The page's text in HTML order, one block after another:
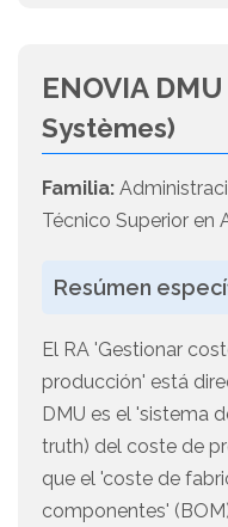
ENOVIA
Systèmes)
Familia:
Técnico Superior en
Resúmen
El RA 'Gestionar
producción' está
DMU es el 'sistema
truth) del coste de
que el 'coste de
componentes'